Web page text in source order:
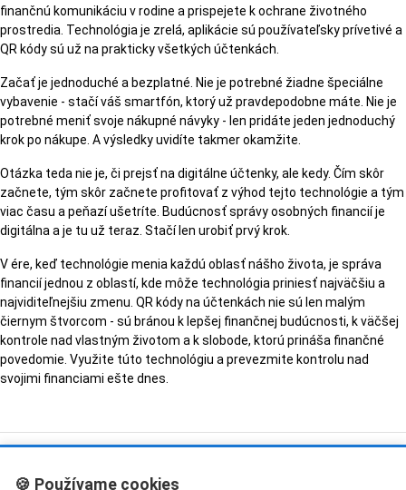
finančnú komunikáciu v rodine a prispejete k ochrane životného
prostredia. Technológia je zrelá, aplikácie sú používateľsky prívetivé a
QR kódy sú už na prakticky všetkých účtenkách.
Začať je jednoduché a bezplatné. Nie je potrebné žiadne špeciálne
vybavenie - stačí váš smartfón, ktorý už pravdepodobne máte. Nie je
potrebné meniť svoje nákupné návyky - len pridáte jeden jednoduchý
krok po nákupe. A výsledky uvidíte takmer okamžite.
Otázka teda nie je, či prejsť na digitálne účtenky, ale kedy. Čím skôr
začnete, tým skôr začnete profitovať z výhod tejto technológie a tým
viac času a peňazí ušetríte. Budúcnosť správy osobných financií je
digitálna a je tu už teraz. Stačí len urobiť prvý krok.
V ére, keď technológie menia každú oblasť nášho života, je správa
financií jednou z oblastí, kde môže technológia priniesť najväčšiu a
najviditeľnejšiu zmenu. QR kódy na účtenkách nie sú len malým
čiernym štvorcom - sú bránou k lepšej finančnej budúcnosti, k väčšej
kontrole nad vlastným životom a k slobode, ktorú prináša finančné
povedomie. Využite túto technológiu a prevezmite kontrolu nad
svojimi financiami ešte dnes.
🍪 Používame cookies